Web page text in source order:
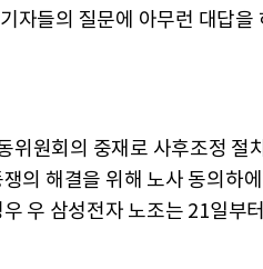
자들의 질문에 아무런 대답을
위원회의 중재로 사후조정 절
의 해결을 위해 노사 동의하에
우 삼성전자 노조는 21일부